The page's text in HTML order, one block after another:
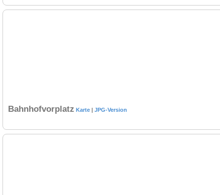
Bahnhofvorplatz Karte | JPG-Version